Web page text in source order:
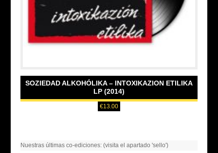
SOZIEDAD ALKOHÓLIKA – INTOXIKAZION ETILIKA
LP (2014)
€13.00
Nuestras últimas co-ediciones: (visita el apartado 'sello')